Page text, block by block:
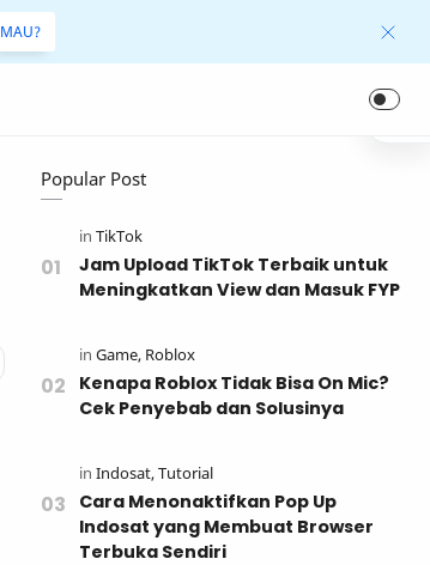
MAU?
Popular Post
Jam Upload TikTok Terbaik untuk
Meningkatkan View dan Masuk FYP
Kenapa Roblox Tidak Bisa On Mic?
Cek Penyebab dan Solusinya
Cara Menonaktifkan Pop Up
Indosat yang Membuat Browser
Terbuka Sendiri